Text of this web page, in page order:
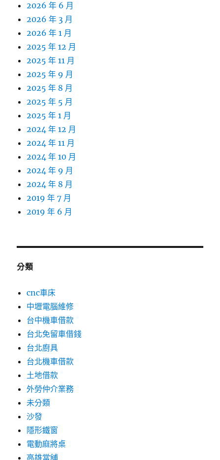
2026 年 6 月
2026 年 3 月
2026 年 1 月
2025 年 12 月
2025 年 11 月
2025 年 9 月
2025 年 8 月
2025 年 5 月
2025 年 1 月
2024 年 12 月
2024 年 11 月
2024 年 10 月
2024 年 9 月
2024 年 8 月
2019 年 7 月
2019 年 6 月
分類
cnc車床
中壢電腦維修
台中機車借款
台北免留車借錢
台北廚具
台北機車借款
土地借款
外勞仲介業務
未分類
沙發
隱形鐵窗
電動麻將桌
高雄當舖